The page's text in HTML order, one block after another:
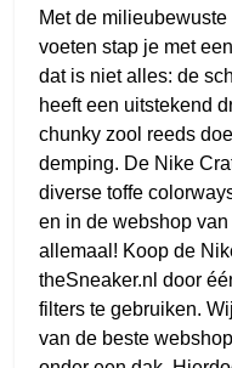
Met de
voeten stap je met
dat is niet alles: de
heeft een uitstekend
chunky zool reeds
demping. De Nike
diverse toffe
en in de webshop
allemaal! Koop de
theSneaker.nl door
filters te gebruiken.
van de beste